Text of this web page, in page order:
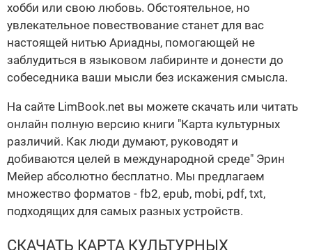
хобби или свою любовь. Обстоятельное, но
увлекательное повествование станет для вас
настоящей нитью Ариадны, помогающей не
заблудиться в языковом лабиринте и донести до
собеседника ваши мысли без искажения смысла.
На сайте LimBook.net вы можете скачать или читать
онлайн полную версию книги "Карта культурных
различий. Как люди думают, руководят и
добиваются целей в международной среде" Эрин
Мейер абсолютно бесплатно. Мы предлагаем
множество форматов - fb2, epub, mobi, pdf, txt,
подходящих для самых разных устройств.
СКАЧАТЬ КАРТА КУЛЬТУРНЫХ